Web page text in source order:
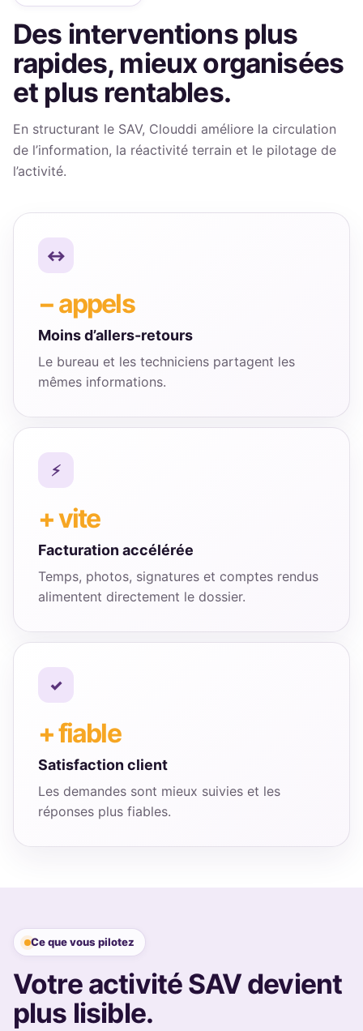
Des interventions plus
rapides, mieux organisées
et plus rentables.
En structurant le SAV, Clouddi améliore la circulation
de l’information, la réactivité terrain et le pilotage de
l’activité.
− appels
Moins d’allers-retours
Le bureau et les techniciens partagent les
mêmes informations.
+ vite
Facturation accélérée
Temps, photos, signatures et comptes rendus
alimentent directement le dossier.
+ fiable
Satisfaction client
Les demandes sont mieux suivies et les
réponses plus fiables.
Ce que vous pilotez
Votre activité SAV devient
plus lisible.